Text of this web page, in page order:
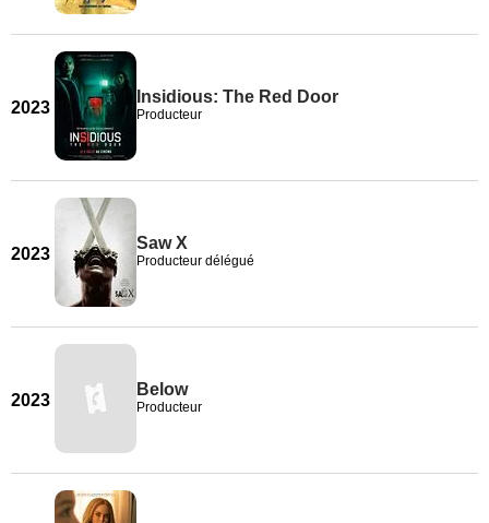
2023
Insidious: The Red Door
Producteur
2023
Saw X
Producteur délégué
2023
Below
Producteur